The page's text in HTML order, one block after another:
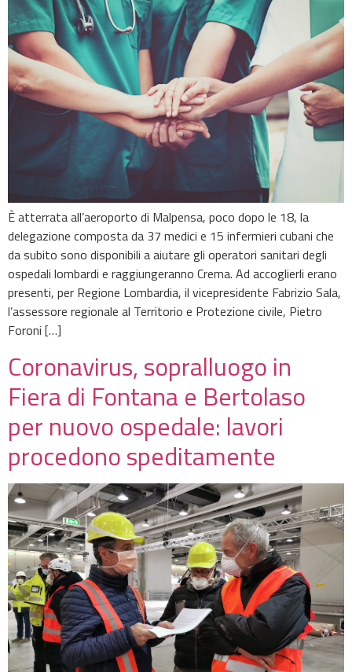
È atterrata all’aeroporto di Malpensa, poco dopo le 18, la
delegazione composta da 37 medici e 15 infermieri cubani che
da subito sono disponibili a aiutare gli operatori sanitari degli
ospedali lombardi e raggiungeranno Crema. Ad accoglierli erano
presenti, per Regione Lombardia, il vicepresidente Fabrizio Sala,
l’assessore regionale al Territorio e Protezione civile, Pietro
Foroni […]
Coronavirus, sopralluogo in
Fiera di Fontana e Bertolaso
per nuovo ospedale: lavori
procedono speditamente